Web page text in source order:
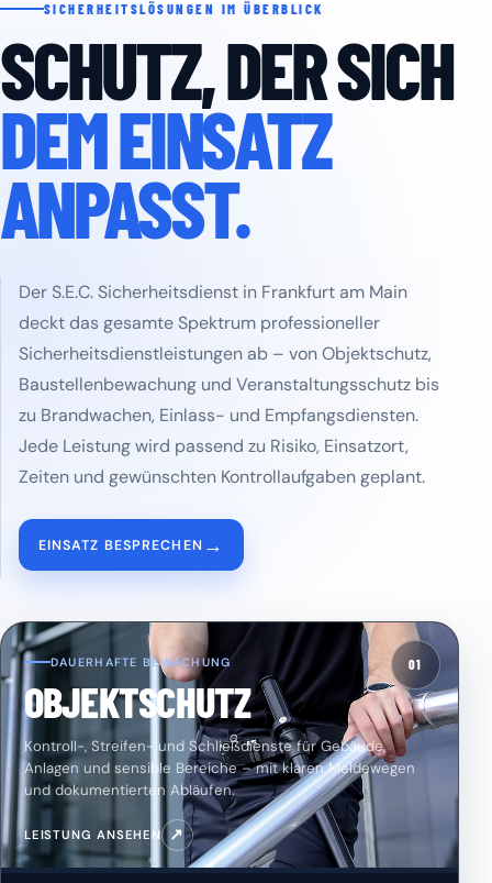
SICHERHEITSLÖSUNGEN IM ÜBERBLICK
SCHUTZ, DER SICH
DEM EINSATZ
ANPASST.
Der S.E.C. Sicherheitsdienst in Frankfurt am Main
deckt das gesamte Spektrum professioneller
Sicherheitsdienstleistungen ab – von Objektschutz,
Baustellenbewachung und Veranstaltungsschutz bis
zu Brandwachen, Einlass- und Empfangsdiensten.
Jede Leistung wird passend zu Risiko, Einsatzort,
Zeiten und gewünschten Kontrollaufgaben geplant.
EINSATZ BESPRECHEN →
01
DAUERHAFTE BEWACHUNG
OBJEKTSCHUTZ
Kontroll-, Streifen- und Schließdienste für Gebäude,
Anlagen und sensible Bereiche – mit klaren Meldewegen
und dokumentierten Abläufen.
LEISTUNG ANSEHEN ↗